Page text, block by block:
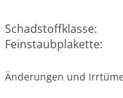
Schadstoffklasse:
Feinstaubplakette:
Änderungen und